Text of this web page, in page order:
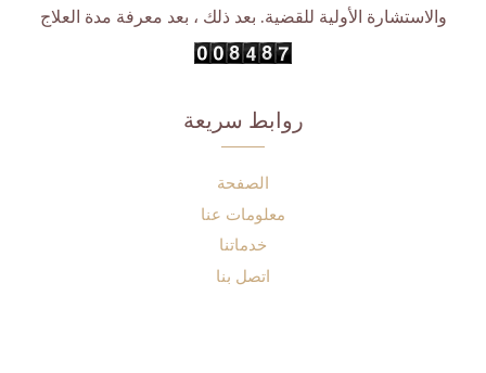
والاستشارة الأولية للقضية. بعد ذلك ، بعد معرفة مدة العلاج
روابط سريعة
الصفحة
معلومات عنا
خدماتنا
اتصل بنا